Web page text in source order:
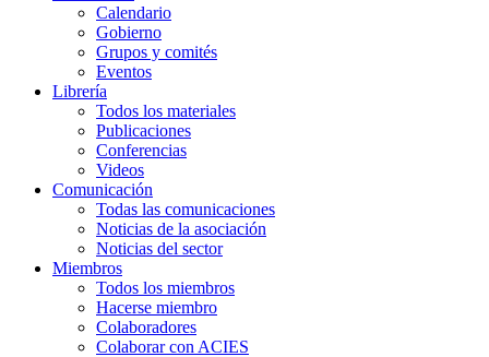
Calendario
Gobierno
Grupos y comités
Eventos
Librería
Todos los materiales
Publicaciones
Conferencias
Videos
Comunicación
Todas las comunicaciones
Noticias de la asociación
Noticias del sector
Miembros
Todos los miembros
Hacerse miembro
Colaboradores
Colaborar con ACIES